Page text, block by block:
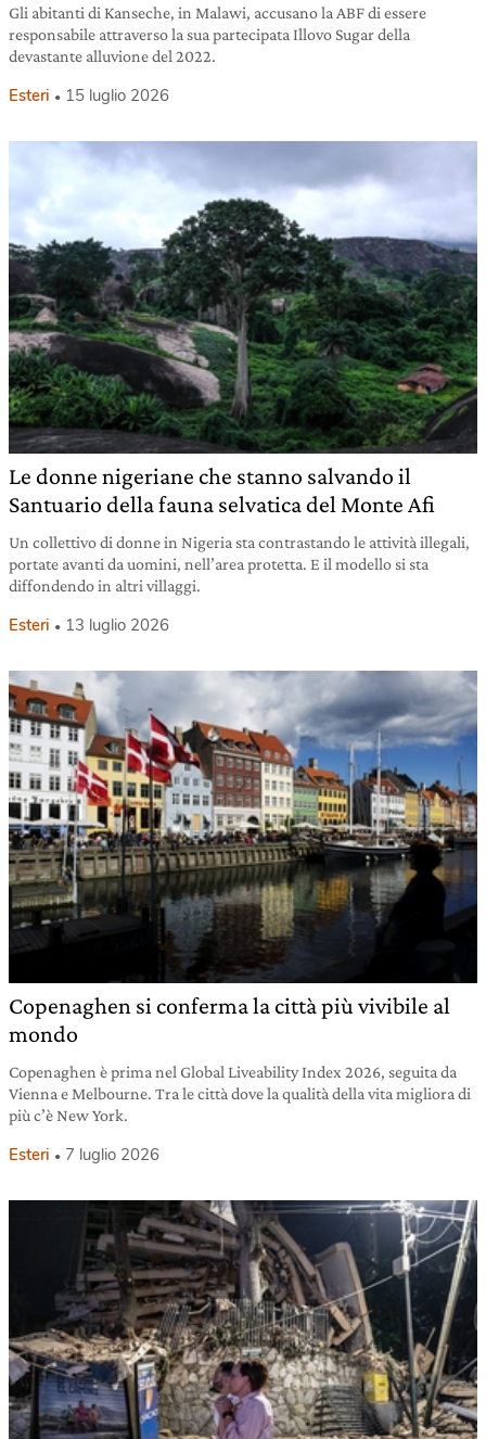
Gli abitanti di Kanseche, in Malawi, accusano la ABF di essere
responsabile attraverso la sua partecipata Illovo Sugar della
devastante alluvione del 2022.
Esteri 15 luglio 2026
Le donne nigeriane che stanno salvando il
Santuario della fauna selvatica del Monte Afi
Un collettivo di donne in Nigeria sta contrastando le attività illegali,
portate avanti da uomini, nell’area protetta. E il modello si sta
diffondendo in altri villaggi.
Esteri 13 luglio 2026
Copenaghen si conferma la città più vivibile al
mondo
Copenaghen è prima nel Global Liveability Index 2026, seguita da
Vienna e Melbourne. Tra le città dove la qualità della vita migliora di
più c’è New York.
Esteri 7 luglio 2026